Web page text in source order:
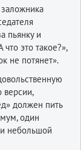
пьянку и
это такое?»,
не потянет».
версии,
должен пить
один
небольшой